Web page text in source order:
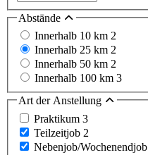
Abstände
Innerhalb 10 km 2
Innerhalb 25 km 2
Innerhalb 50 km 2
Innerhalb 100 km 3
Art der Anstellung
Praktikum 3
Teilzeitjob 2
Nebenjob/Wochenendjob